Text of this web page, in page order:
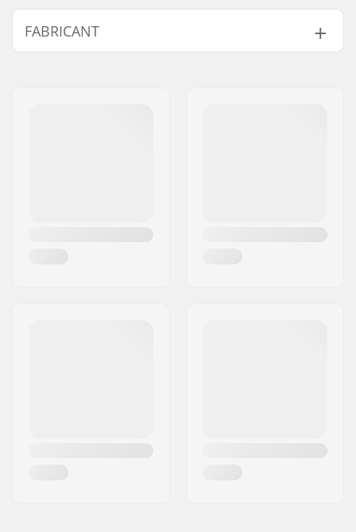
Types de Chaîne:
Half link
Nombre de maillons
de la chaîne:
FABRICANT